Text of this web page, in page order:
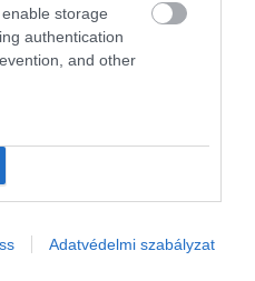
storage
authentication
and other
Adatvédelmi szabályzat